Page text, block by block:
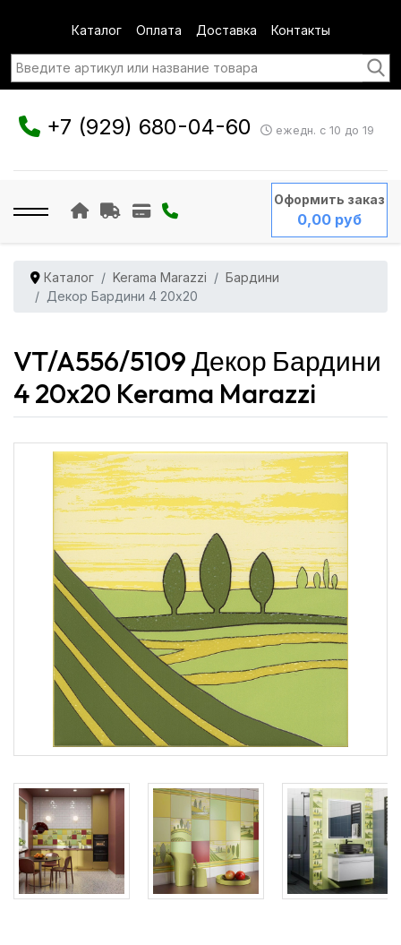
Каталог Оплата Доставка Контакты
+7 (929) 680-04-60 ежедн. с 10 до 19
Оформить заказ
0,00 руб
Каталог Kerama Marazzi
Бардини
Декор Бардини 4 20x20
VT/A556/5109 Декор Бардини
4 20x20 Kerama Marazzi